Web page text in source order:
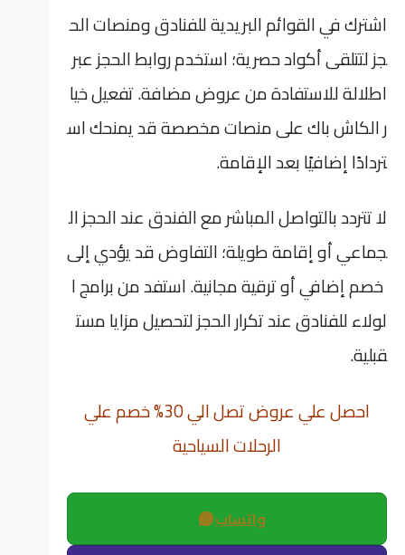
اشترك في القوائم البريدية للفنادق ومنصات الح
جز لتتلقى أكواد حصرية؛ استخدم روابط الحجز عبر
اطلالة للاستفادة من عروض مضافة. تفعيل خيا
ر الكاش باك على منصات مخصصة قد يمنحك اس
تردادًا إضافيًا بعد الإقامة.
لا تتردد بالتواصل المباشر مع الفندق عند الحجز ال
جماعي أو إقامة طويلة؛ التفاوض قد يؤدي إلى
خصم إضافي أو ترقية مجانية. استفد من برامج ا
لولاء للفنادق عند تكرار الحجز لتحصيل مزايا مست
قبلية.
احصل علي عروض تصل الي 30% خصم علي
الرحلات السياحية
واتساب